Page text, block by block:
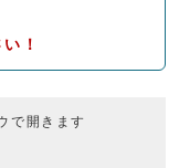
！
で開きます